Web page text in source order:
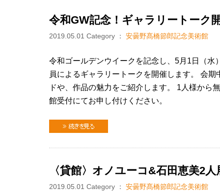
令和GW記念！ギャラリートーク
2019.05.01 Category ： 安曇野髙橋節郎記念美術館
令和ゴールデンウイークを記念し、5月1日（水
員によるギャラリートークを開催します。 会
ドや、作品の魅力をご紹介します。 1人様から
館受付にてお申し付けください。
〈貸館〉オノユーコ&石田恵美2人
2019.05.01 Category ： 安曇野髙橋節郎記念美術館